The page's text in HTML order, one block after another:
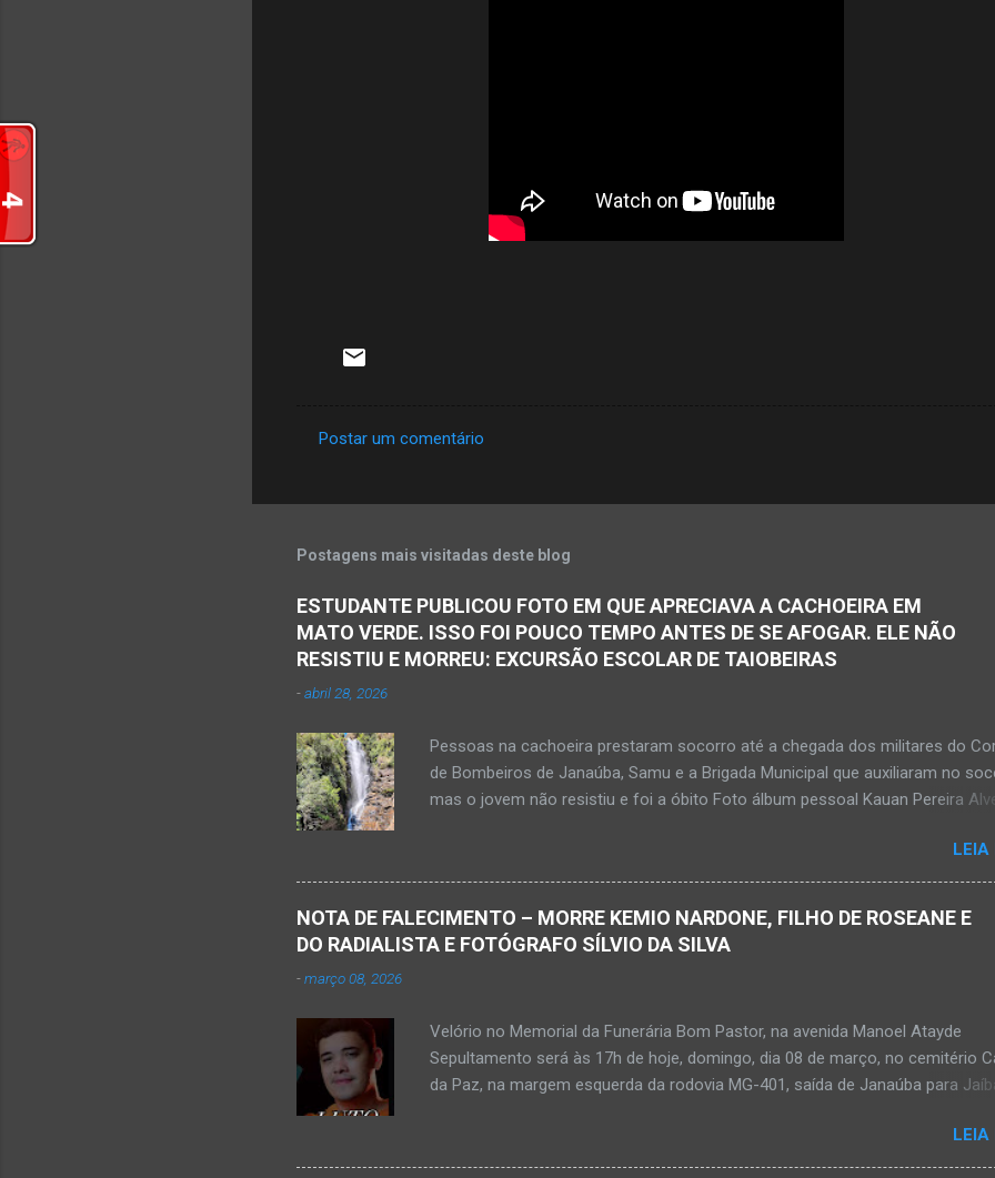
e
t
á
o
s
Postar um comentário
Postagens mais visitadas deste blog
ESTUDANTE PUBLICOU FOTO EM QUE APRECIAVA A CACHOEIRA EM
MATO VERDE. ISSO FOI POUCO TEMPO ANTES DE SE AFOGAR. ELE NÃO
RESISTIU E MORREU: EXCURSÃO ESCOLAR DE TAIOBEIRAS
-abril 28, 2026
Pessoas na cachoeira prestaram socorro até a chegada dos militares do
de Bombeiros de Janaúba, Samu e a Brigada Municipal que auxiliaram no
mas o jovem não resistiu e foi a óbito Foto álbum pessoal Kauan Pereira
Mato Verde, pouco tempo antes de se afogar e depois vir a óbito nesta
feira, dia 28 de abril de 2026. Foto álbum pessoal Kauan Pereira Alves.
Populares, Corpo de Bombeiros Militar, Samu e Brigada Municipal socorrem
estudante que se afogou em cachoeira em Mato Verde nesta terça-feira, dia
Minas. Um adolescente de 16 anos morreu após se afogar na Cachoeira de
Rosa, localizada na zona rural de Ma...
LEIA
NOTA DE FALECIMENTO – MORRE KEMIO NARDONE, FILHO DE ROSEANE E
DO RADIALISTA E FOTÓGRAFO SÍLVIO DA SILVA
-março 08, 2026
Velório no Memorial da Funerária Bom Pastor, na avenida Manoel Atayde
Sepultamento será às 17h de hoje, domingo, dia 08 de março, no cemitério
da Paz, na margem esquerda da rodovia MG-401, saída de Janaúba para Jaíba
desse sábado, dia 7 de março, a informação da partida eterna do jovem
Nardone Souza Silva, filho do casal de amigos Roseane Soares Souza
LEIA